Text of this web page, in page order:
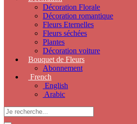
Décoration Florale
Décoration romantique
Fleurs Eternelles
Fleurs séchées
Plantes
Décoration voiture
Bouquet de Fleurs
Abonnement
French
English
Arabic